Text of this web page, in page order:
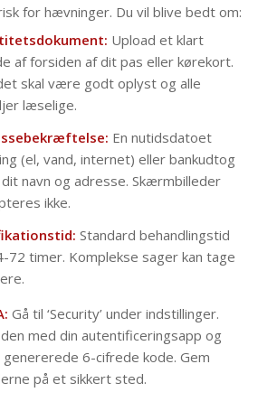
for hævninger. Du vil blive bedt om:
Upload et klart
af forsiden af dit pas eller kørekort.
skal være godt oplyst og alle
læselige.
En nutidsdatoet
(el, vand, internet) eller bankudtog
navn og adresse. Skærmbilleder
ikke.
Standard behandlingstid
72 timer. Komplekse sager kan tage
Gå til ‘Security’ under indstillinger.
med din autentificeringsapp og
6-cifrede kode. Gem
på et sikkert sted.